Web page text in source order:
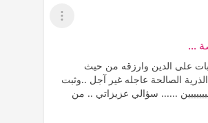
عرض القائمة
...
على الدين وارزقه من حيث
الصالحة عاجله غير آجل ..وثبت
...... سؤالي عزيزاتي .. من